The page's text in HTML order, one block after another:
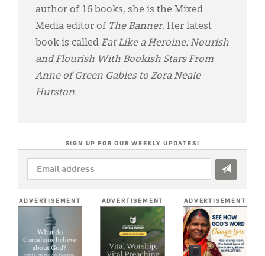
author of 16 books, she is the Mixed
Media editor of The Banner. Her latest
book is called Eat Like a Heroine: Nourish
and Flourish With Bookish Stars From
Anne of Green Gables to Zora Neale
Hurston.
SIGN UP FOR OUR WEEKLY UPDATES!
EMAIL
ADDRESS
ADVERTISEMENT ADVERTISEMENT ADVERTISEMENT